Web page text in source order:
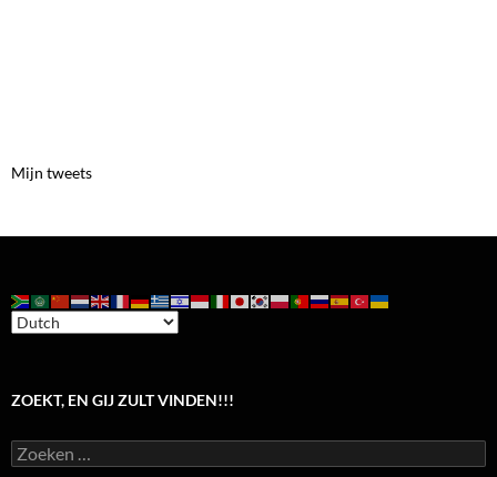
Mijn tweets
ZOEKT, EN GIJ ZULT VINDEN!!!
Zoeken
naar: